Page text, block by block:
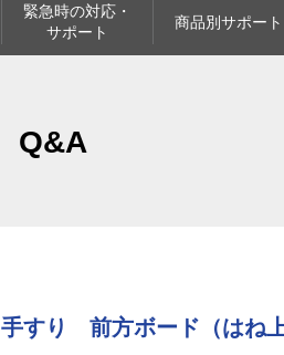
緊急時の対応・
サポート
商品別サポート
Q&A
手すり 前方ボード（はね上